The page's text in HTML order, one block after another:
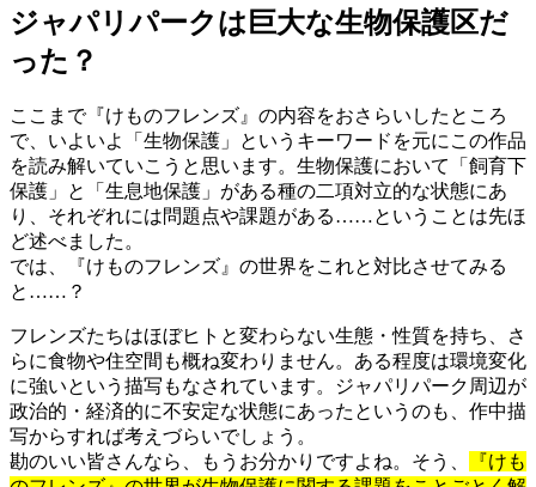
ジャパリパークは巨大な生物保護区だ
った？
ここまで『けものフレンズ』の内容をおさらいしたところ
で、いよいよ「生物保護」というキーワードを元にこの作品
を読み解いていこうと思います。生物保護において「飼育下
保護」と「生息地保護」がある種の二項対立的な状態にあ
り、それぞれには問題点や課題がある……ということは先ほ
ど述べました。
では、『けものフレンズ』の世界をこれと対比させてみる
と……？
フレンズたちはほぼヒトと変わらない生態・性質を持ち、さ
らに食物や住空間も概ね変わりません。ある程度は環境変化
に強いという描写もなされています。ジャパリパーク周辺が
政治的・経済的に不安定な状態にあったというのも、作中描
写からすれば考えづらいでしょう。
勘のいい皆さんなら、もうお分かりですよね。そう、
『けも